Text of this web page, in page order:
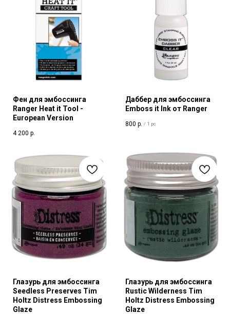
Фен для эмбоссинга
Ranger Heat it Tool -
European Version
4 200 р.
Даббер для эмбоссинга
Emboss it Ink от Ranger
800 р. / 1 pc
Глазурь для эмбоссинга
Seedless Preserves Tim
Holtz Distress Embossing
Glaze
Глазурь для эмбоссинга
Rustic Wilderness Tim
Holtz Distress Embossing
Glaze